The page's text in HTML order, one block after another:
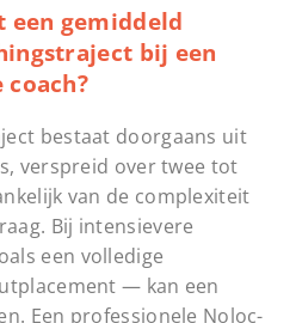
een gemiddeld
bij een
bestaat doorgaans uit
verspreid over twee tot
van de complexiteit
Bij intensievere
een volledige
— kan een
Een professionele Noloc-